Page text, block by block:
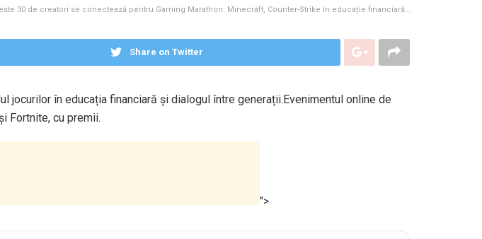
30 de creatori se conectează pentru Gaming Marathon: Minecraft, Counter-Strike în educație financiară…
Share on Twitter
în educația financiară și dialogul între generații.Evenimentul online de
Fortnite, cu premii.
">